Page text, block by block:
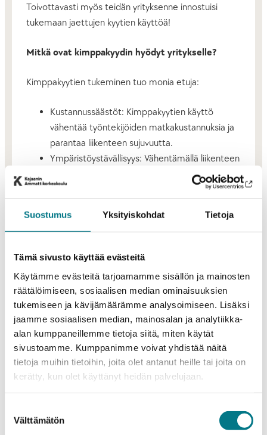
Suostumus Yksityiskohdat Tietoja
Tämä sivusto käyttää evästeitä
Käytämme evästeitä tarjoamamme sisällön ja mainosten
räätälöimiseen, sosiaalisen median ominaisuuksien
tukemiseen ja kävijämäärämme analysoimiseen. Lisäksi
jaamme sosiaalisen median, mainosalan ja analytiikka-
alan kumppaneillemme tietoja siitä, miten käytät
sivustoamme. Kumppanimme voivat yhdistää näitä
tietoja muihin tietoihin, joita olet antanut heille tai joita on
kerätty, kun olet käyttänyt heidän palvelujaan.
valinta
Välttämätön
Toivottavasti myös teidän yrityksenne innostuisi
tukemaan jaettujen kyytien käyttöä!
Mitkä ovat kimppakyydin hyödyt yritykselle?
Kimppakyytien tukeminen tuo monia etuja:
Kustannussäästöt: Kimppakyytien käyttö
vähentää työntekijöiden matkakustannuksia ja
parantaa liikenteen sujuvuutta.
Ympäristöystävällisyys: Vähentämällä liikenteen
päästöjä yrityksenne voi edistää kestävää
Yhteisöllisyys: Kimppakyytien käyttö lisää
yhteisöllisyyttä ja parantaa työntekijöiden
välistä yhteistyötä.
Miten yritys voi tukea kimppakyytien käyttöä?
1. Tarjoa kimppakyytipalveluja työntekijöille
Kannusta työntekijöitä käyttämään
kimppakyytipalveluja työmatkoilla. Voitte esimerkiksi
järjestää kimppakyytien koordinointia yrityksen sisällä
tai hyödyntää olemassa olevia kimppakyytialustoja,
kuten Kimppakyydit.com-sivusto tai Kainuun